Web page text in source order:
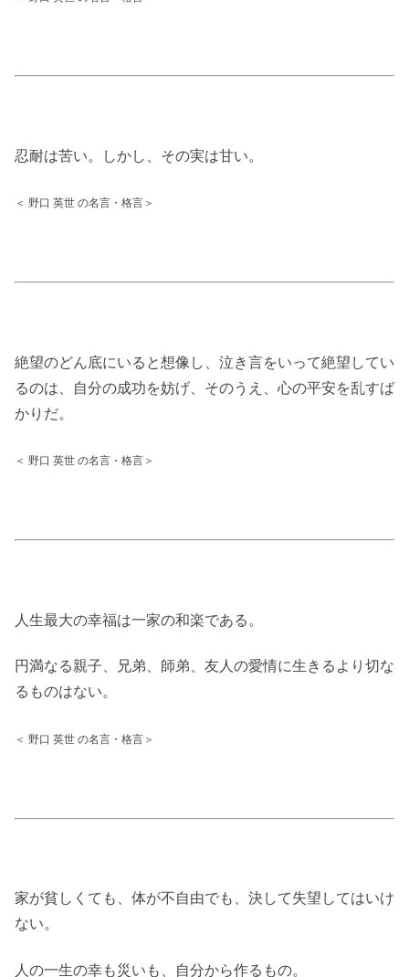
忍耐は苦い。しかし、その実は甘い。
＜ 野口 英世 の名言・格言＞
絶望のどん底にいると想像し、泣き言をいって絶望してい
るのは、自分の成功を妨げ、そのうえ、心の平安を乱すば
かりだ。
＜ 野口 英世 の名言・格言＞
人生最大の幸福は一家の和楽である。
円満なる親子、兄弟、師弟、友人の愛情に生きるより切な
るものはない。
＜ 野口 英世 の名言・格言＞
家が貧しくても、体が不自由でも、決して失望してはいけ
ない。
人の一生の幸も災いも、自分から作るもの。